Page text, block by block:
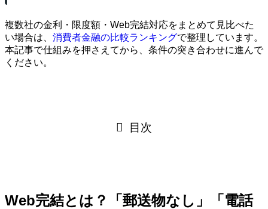
複数社の金利・限度額・Web完結対応をまとめて見比べた
い場合は、 消費者金融の比較ランキングで整理しています。
本記事で仕組みを押さえてから、条件の突き合わせに進んで
ください。
目次
Web完結とは？「郵送物なし」「電話